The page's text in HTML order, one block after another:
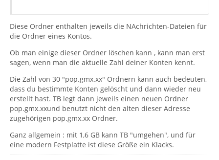
Diese Ordner enthalten jeweils die NAchrichten-Dateien für
die Ordner eines Kontos.
Ob man einige dieser Ordner löschen kann , kann man erst
sagen, wenn man die aktuelle Zahl deiner Konten kennt.
Die Zahl von 30 "pop.gmx.xx" Ordnern kann auch bedeuten,
dass du bestimmte Konten gelöscht und dann wieder neu
erstellt hast. TB legt dann jeweils einen neuen Ordner
pop.gmx.xxund benutzt nicht den alten dieser Adresse
zugehörigen pop.gmx.xx Ordner.
Ganz allgemein : mit 1,6 GB kann TB "umgehen", und für
eine modern Festplatte ist diese Größe ein Klacks.